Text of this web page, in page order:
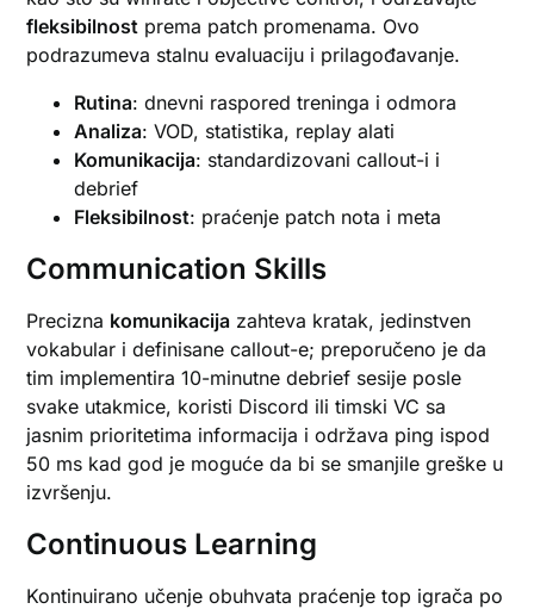
fleksibilnost prema patch promenama. Ovo
podrazumeva stalnu evaluaciju i prilagođavanje.
Rutina: dnevni raspored treninga i odmora
Analiza: VOD, statistika, replay alati
Komunikacija: standardizovani callout-i i
debrief
Fleksibilnost: praćenje patch nota i meta
Communication Skills
Precizna komunikacija zahteva kratak, jedinstven
vokabular i definisane callout-e; preporučeno je da
tim implementira 10-minutne debrief sesije posle
svake utakmice, koristi Discord ili timski VC sa
jasnim prioritetima informacija i održava ping ispod
50 ms kad god je moguće da bi se smanjile greške u
izvršenju.
Continuous Learning
Kontinuirano učenje obuhvata praćenje top igrača po